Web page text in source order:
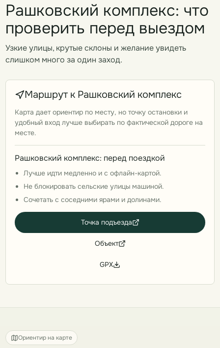
Рашковский комплекс: что
проверить перед выездом
Узкие улицы, крутые склоны и желание увидеть
слишком много за один заход.
Маршрут к Рашковский комплекс
Карта дает ориентир по месту, но точку остановки и
удобный вход лучше выбирать по фактической дороге на
месте.
Рашковский комплекс: перед поездкой
Лучше идти медленно и с офлайн-картой.
Не блокировать сельские улицы машиной.
Сочетать с соседними ярами и долинами.
Точка подъезда
Объект
GPX
Ориентир на карте